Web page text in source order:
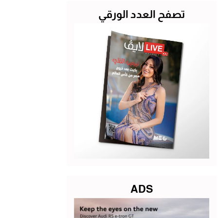
تصفح العدد الورقي
ADS